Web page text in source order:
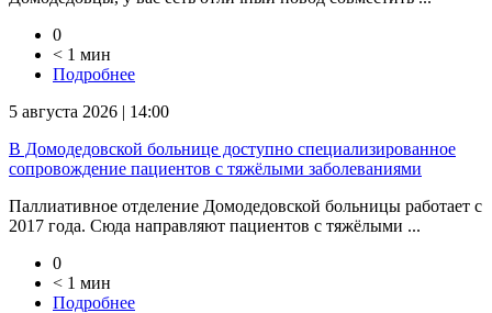
0
< 1 мин
Подробнее
5 августа 2026 | 14:00
В Домодедовской больнице доступно специализированное
сопровождение пациентов с тяжёлыми заболеваниями
Паллиативное отделение Домодедовской больницы работает с
2017 года. Сюда направляют пациентов с тяжёлыми ...
0
< 1 мин
Подробнее